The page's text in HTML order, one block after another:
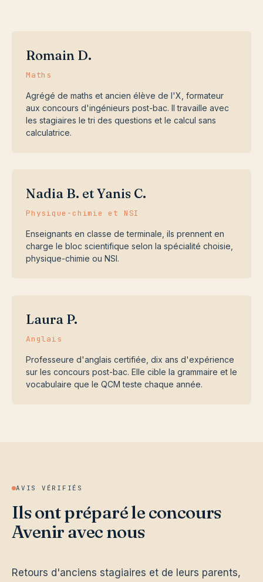
Romain D.
Maths
Agrégé de maths et ancien élève de l'X, formateur
aux concours d'ingénieurs post-bac. Il travaille avec
les stagiaires le tri des questions et le calcul sans
calculatrice.
Nadia B. et Yanis C.
Physique-chimie et NSI
Enseignants en classe de terminale, ils prennent en
charge le bloc scientifique selon la spécialité choisie,
physique-chimie ou NSI.
Laura P.
Anglais
Professeure d'anglais certifiée, dix ans d'expérience
sur les concours post-bac. Elle cible la grammaire et le
vocabulaire que le QCM teste chaque année.
AVIS VÉRIFIÉS
Ils ont préparé le concours
Avenir avec nous
Retours d'anciens stagiaires et de leurs parents,